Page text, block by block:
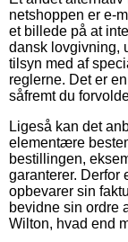
netshoppen er e-
et billede på at
dansk lovgivning,
tilsyn med af
reglerne. Det er
såfremt du
Ligeså kan det
elementære
bestillingen,
garanterer. Derfor
opbevarer sin
bevidne sin ordre
Wilton, hvad end